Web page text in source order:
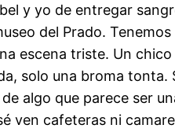
y yo de entregar
del Prado.
escena triste. Un
solo una broma
algo que parece ser
ven cafeteras ni